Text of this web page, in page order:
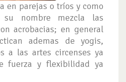
en parejas o tríos y como
nombre mezcla las
acrobacias; en general
ademas de yogis,
a las artes circenses ya
fuerza y flexibilidad ya